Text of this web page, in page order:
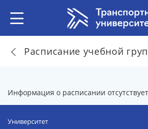
Расписание учебной
Информация о расписании отсутствует
Университет